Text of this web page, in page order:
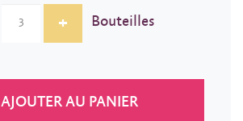
+ Bouteilles
AJOUTER AU PANIER